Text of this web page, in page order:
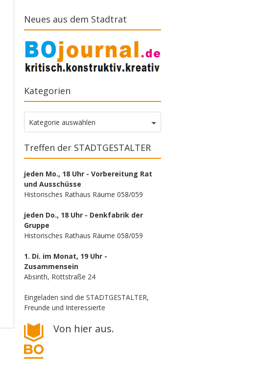
Neues aus dem Stadtrat
Kategorien
Kategorien
Kategorie auswählen
Treffen der STADTGESTALTER
jeden Mo., 18 Uhr - Vorbereitung Rat
und Ausschüsse
Historisches Rathaus Räume 058/059
jeden Do., 18 Uhr - Denkfabrik der
Gruppe
Historisches Rathaus Räume 058/059
1. Di. im Monat, 19 Uhr -
Zusammensein
Absinth, Rottstraße 24
Eingeladen sind die STADTGESTALTER,
Freunde und Interessierte
Von hier aus.